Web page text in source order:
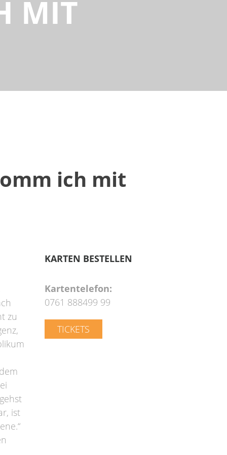
MIT
ich mit
zu
ist
Primary
Sidebar
KARTEN BESTELLEN
Kartentelefon:
0761 888499 99
TICKETS